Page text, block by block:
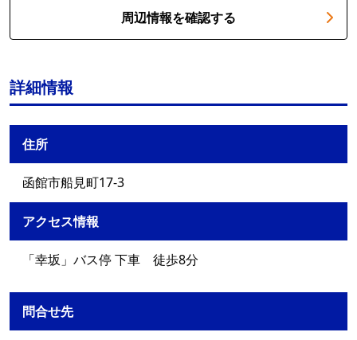
周辺情報を確認する
詳細情報
住所
函館市船見町17-3
アクセス情報
「幸坂」バス停 下車 徒歩8分
問合せ先